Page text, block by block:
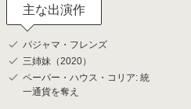
主な出演作
パジャマ・フレンズ
三姉妹（2020）
ペーパー・ハウス・コリア: 統
一通貨を奪え